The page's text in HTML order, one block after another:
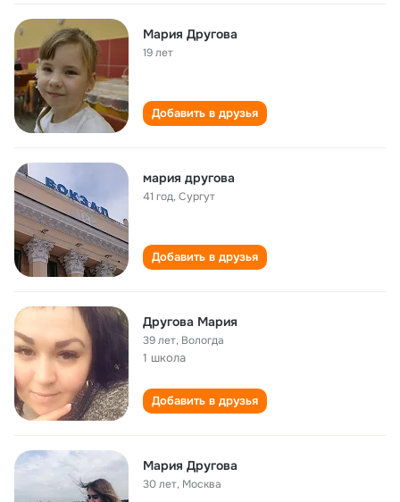
Мария Другова
19 лет
Добавить в друзья
мария другова
41 год,Сургут
Добавить в друзья
Другова Мария
39 лет, Вологда
1 школа
Добавить в друзья
Мария Другова
30 лет, Москва